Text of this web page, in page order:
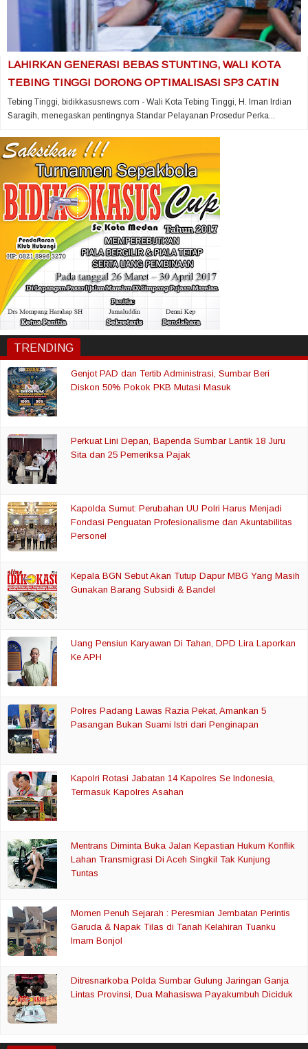
LAHIRKAN GENERASI BEBAS STUNTING, WALI KOTA
TEBING TINGGI DORONG OPTIMALISASI SP3 CATIN
Tebing Tinggi, bidikkasusnews.com - Wali Kota Tebing Tinggi, H. Iman Irdian
Saragih, menegaskan pentingnya Standar Pelayanan Prosedur Perka...
TRENDING
Genjot PAD dan Tertib Administrasi, Sumbar Beri
Diskon 50% Pokok PKB Mutasi Masuk
Perkuat Lini Depan, Bapenda Sumbar Lantik 18 Juru
Sita dan 25 Pemeriksa Pajak
Kapolda Sumut: Perubahan UU Polri Harus Menjadi
Fondasi Penguatan Profesionalisme dan Akuntabilitas
Personel
Kepala BGN Sebut Akan Tutup Dapur MBG Yang Masih
Gunakan Barang Subsidi & Bandel
Uang Pensiun Karyawan Di Tahan, DPD Lira Laporkan
Ke APH
Polres Padang Lawas Razia Pekat, Amankan 5
Pasangan Bukan Suami Istri dari Penginapan
Kapolri Rotasi Jabatan 14 Kapolres Se Indonesia,
Termasuk Kapolres Asahan
Mentrans Diminta Buka Jalan Kepastian Hukum Konflik
Lahan Transmigrasi Di Aceh Singkil Tak Kunjung
Tuntas
Momen Penuh Sejarah : Peresmian Jembatan Perintis
Garuda & Napak Tilas di Tanah Kelahiran Tuanku
Imam Bonjol
Ditresnarkoba Polda Sumbar Gulung Jaringan Ganja
Lintas Provinsi, Dua Mahasiswa Payakumbuh Diciduk